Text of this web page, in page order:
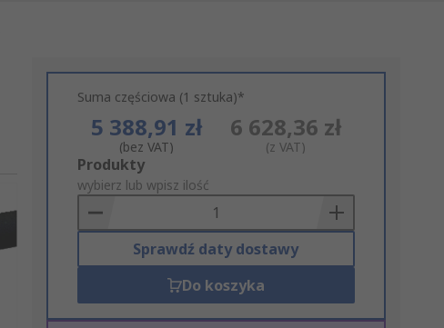
Suma częściowa (1 sztuka)*
5 388,91 zł
(bez VAT)
6 628,36 zł
(z VAT)
Add
to
Basket
Produkty
wybierz lub wpisz ilość
Sprawdź daty dostawy
Do koszyka